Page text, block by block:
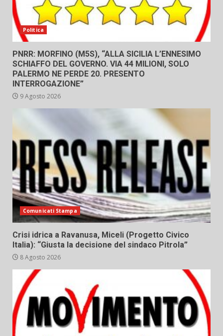
Politica
PNRR: MORFINO (M5S), “ALLA SICILIA L’ENNESIMO
SCHIAFFO DEL GOVERNO. VIA 44 MILIONI, SOLO
PALERMO NE PERDE 20. PRESENTO
INTERROGAZIONE”
9 Agosto 2026
Comunicati Stampa
Crisi idrica a Ravanusa, Miceli (Progetto Civico
Italia): “Giusta la decisione del sindaco Pitrola”
8 Agosto 2026